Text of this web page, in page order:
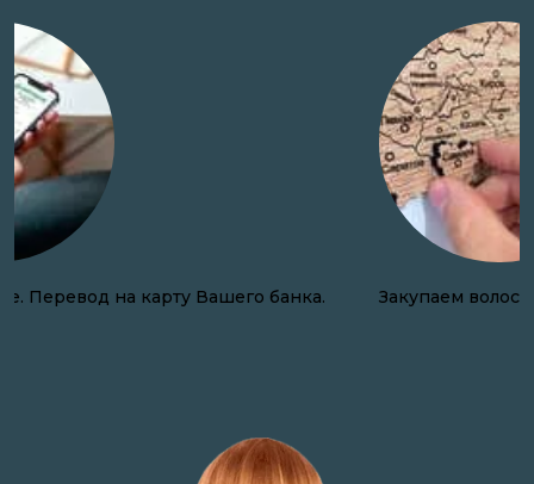
Закупаем волосы онлайн по всей России.